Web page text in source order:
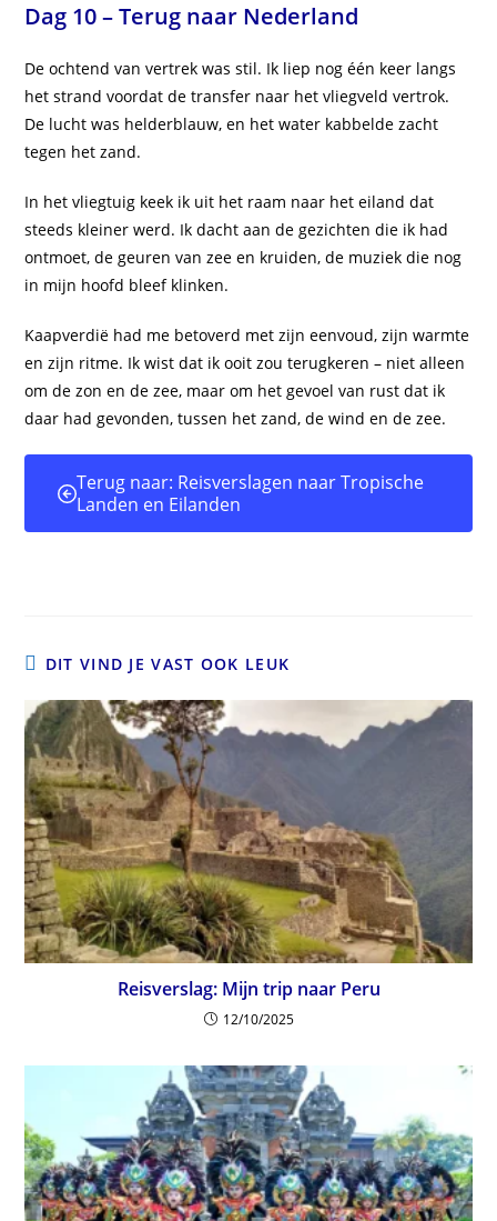
Dag 10 – Terug naar Nederland
De ochtend van vertrek was stil. Ik liep nog één keer langs
het strand voordat de transfer naar het vliegveld vertrok.
De lucht was helderblauw, en het water kabbelde zacht
tegen het zand.
In het vliegtuig keek ik uit het raam naar het eiland dat
steeds kleiner werd. Ik dacht aan de gezichten die ik had
ontmoet, de geuren van zee en kruiden, de muziek die nog
in mijn hoofd bleef klinken.
Kaapverdië had me betoverd met zijn eenvoud, zijn warmte
en zijn ritme. Ik wist dat ik ooit zou terugkeren – niet alleen
om de zon en de zee, maar om het gevoel van rust dat ik
daar had gevonden, tussen het zand, de wind en de zee.
Terug naar: Reisverslagen naar Tropische
Landen en Eilanden
DIT VIND JE VAST OOK LEUK
Reisverslag: Mijn trip naar Peru
12/10/2025